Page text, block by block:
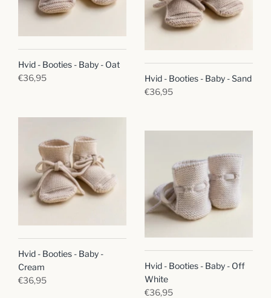
Hvid - Booties - Baby - Oat
€36,95
Hvid - Booties - Baby - Sand
€36,95
Hvid - Booties - Baby -
Cream
€36,95
Hvid - Booties - Baby - Off
White
€36,95